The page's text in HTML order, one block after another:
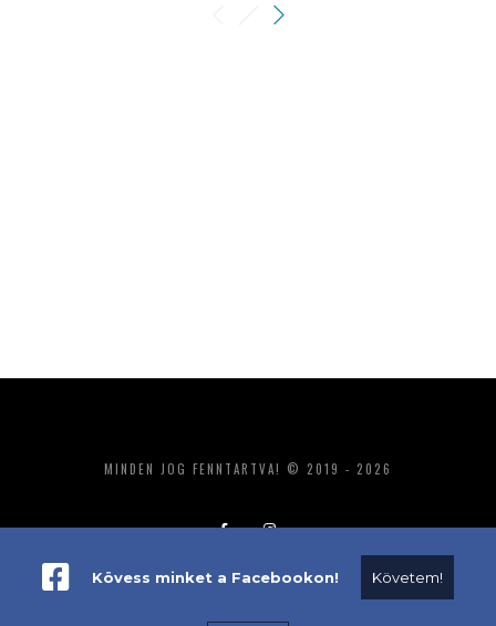
MINDEN JOG FENNTARTVA! © 2019 - 2026
ADATKEZELÉS IMPRESSZUM MÉDIAAJÁNLAT
Kövess minket a Facebookon! Követem!